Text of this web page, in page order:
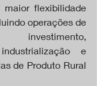
maior flexibilidade
operações de
e
de Produto Rural